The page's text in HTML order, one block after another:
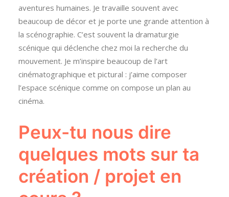
aventures humaines. Je travaille souvent avec
beaucoup de décor et je porte une grande attention à
la scénographie. C’est souvent la dramaturgie
scénique qui déclenche chez moi la recherche du
mouvement. Je m’inspire beaucoup de l’art
cinématographique et pictural : j’aime composer
l’espace scénique comme on compose un plan au
cinéma.
Peux-tu nous dire
quelques mots sur ta
création / projet en